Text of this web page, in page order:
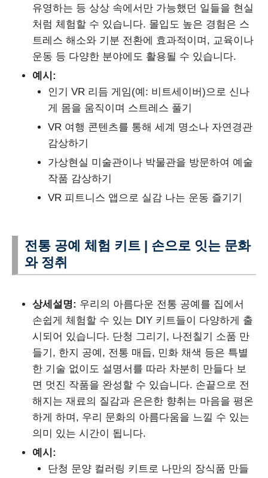
유영하는 등 상상 속에서만 가능했던 일들을 현실
처럼 체험할 수 있습니다. 몰입도 높은 경험은 스
트레스 해소와 기분 전환에 효과적이며, 교육이나
운동 등 다양한 분야에도 활용될 수 있습니다.
예시:
인기 VR 리듬 게임(예: 비트세이버)으로 신나
게 몸을 움직이며 스트레스 풀기
VR 여행 콘텐츠를 통해 세계 명소나 자연경관
감상하기
가상현실 미술관이나 박물관을 방문하여 예술
작품 감상하기
VR 피트니스 앱으로 실감 나는 운동 즐기기
전통 공예 체험 키트 | 손으로 잇는 문화
와 정취
상세설명: 우리의 아름다운 전통 공예를 집에서
손쉽게 체험할 수 있는 DIY 키트들이 다양하게 출
시되어 있습니다. 단청 그리기, 나전칠기 소품 만
들기, 한지 공예, 전통 매듭, 민화 채색 등은 특별
한 기술 없이도 설명서를 따라 차분히 만들다 보
면 멋진 작품을 완성할 수 있습니다. 손끝으로 전
해지는 재료의 질감과 은은한 향취는 마음을 평온
하게 하며, 우리 문화의 아름다움을 느낄 수 있는
의미 있는 시간이 됩니다.
예시:
단청 문양 컬러링 키트로 나만의 장식품 만들